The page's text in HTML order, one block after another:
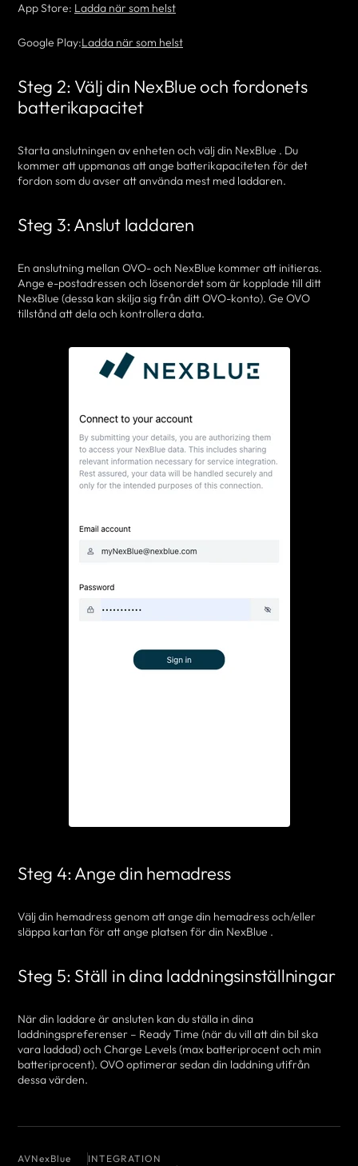
App Store: Ladda när som helst
Google Play:Ladda när som helst
Steg 2: Välj din NexBlue och fordonets
batterikapacitet
Starta anslutningen av enheten och välj din NexBlue . Du
kommer att uppmanas att ange batterikapaciteten för det
fordon som du avser att använda mest med laddaren.
Steg 3: Anslut laddaren
En anslutning mellan OVO- och NexBlue kommer att initieras.
Ange e-postadressen och lösenordet som är kopplade till ditt
NexBlue (dessa kan skilja sig från ditt OVO-konto). Ge OVO
tillstånd att dela och kontrollera data.
Steg 4: Ange din hemadress
Välj din hemadress genom att ange din hemadress och/eller
släppa kartan för att ange platsen för din NexBlue .
Steg 5: Ställ in dina laddningsinställningar
När din laddare är ansluten kan du ställa in dina
laddningspreferenser – Ready Time (när du vill att din bil ska
vara laddad) och Charge Levels (max batteriprocent och min
batteriprocent). OVO optimerar sedan din laddning utifrån
dessa värden.
AVNexBlue
INTEGRATION